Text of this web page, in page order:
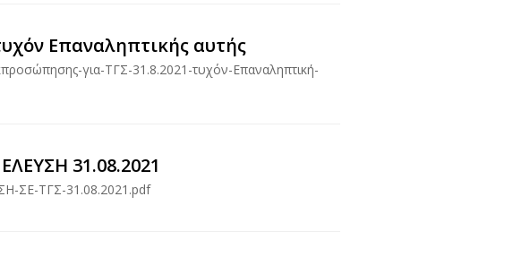
Επαναληπτικής αυτής
για-ΤΓΣ-31.8.2021-τυχόν-Επαναληπτική-
31.08.2021
ΣΕ-ΤΓΣ-31.08.2021.pdf